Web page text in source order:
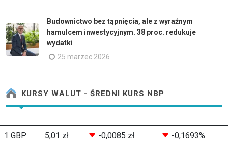
Budownictwo bez tąpnięcia, ale z wyraźnym
hamulcem inwestycyjnym. 38 proc. redukuje
wydatki
25 marzec 2026
KURSY WALUT - ŚREDNI KURS NBP
1 GBP 5,01 zł -0,0085 zł -0,1693%